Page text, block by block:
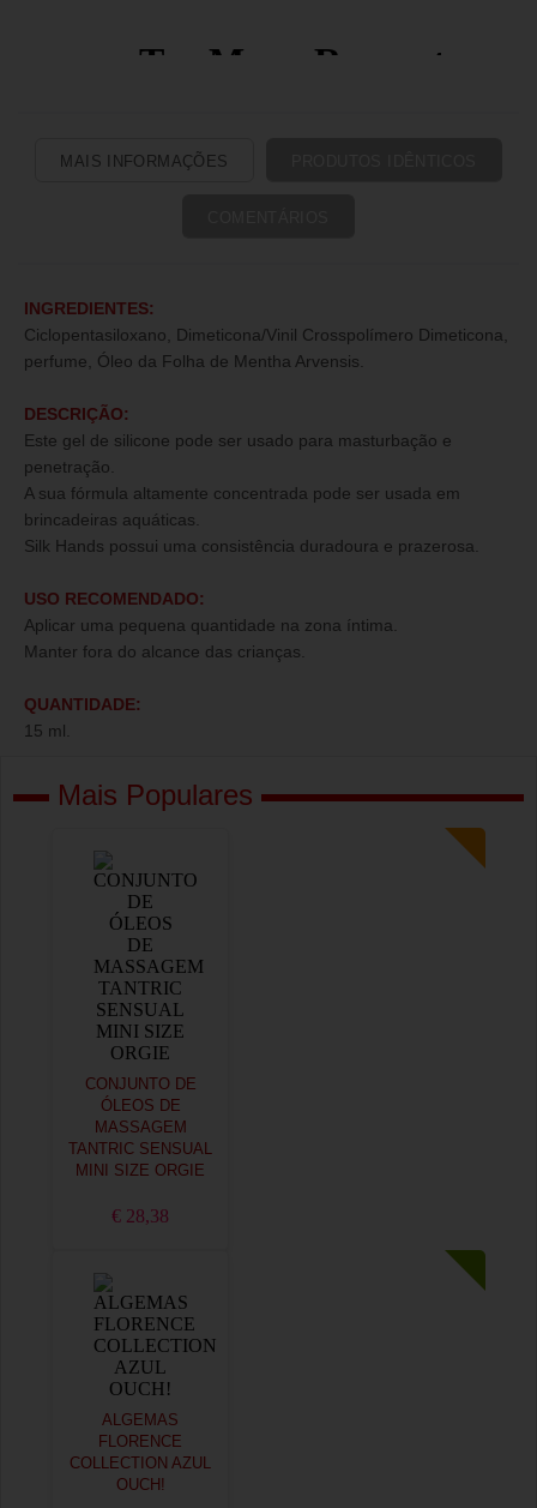
MAIS INFORMAÇÕES
INGREDIENTES:
Ciclopentasiloxano, Dimeticona/Vinil Crosspolímero Dimeticona,
perfume, Óleo da Folha de Mentha Arvensis.
DESCRIÇÃO:
Este gel de silicone pode ser usado para masturbação e
penetração.
A sua fórmula altamente concentrada pode ser usada em
brincadeiras aquáticas.
Silk Hands possui uma consistência duradoura e prazerosa.
USO RECOMENDADO:
Aplicar uma pequena quantidade na zona íntima.
Manter fora do alcance das crianças.
QUANTIDADE:
15 ml.
Mais Populares
CONJUNTO DE
ÓLEOS DE
MASSAGEM
TANTRIC SENSUAL
MINI SIZE ORGIE
€ 28,38
ALGEMAS
FLORENCE
COLLECTION AZUL
OUCH!